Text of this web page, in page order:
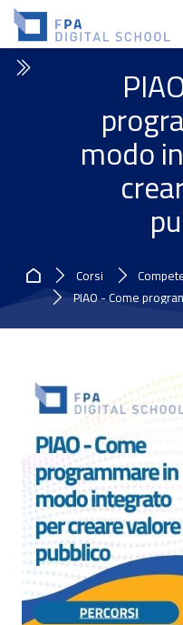
Skip to navigation
Skip to login form
Vai al contenuto principale
Skip to accessibility options
Skip to footer
Skip accessibility options
modo
Home
Corsi
PIAO - Come